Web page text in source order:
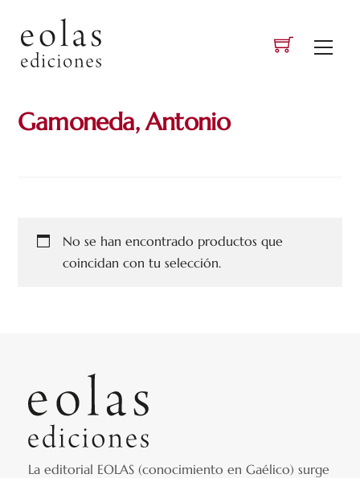
content
Gamoneda, Antonio
No se han encontrado productos que
coincidan con tu selección.
La editorial EOLAS (conocimiento en Gaélico) surge